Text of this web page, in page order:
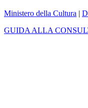
Ministero della Cultura |
GUIDA ALLA